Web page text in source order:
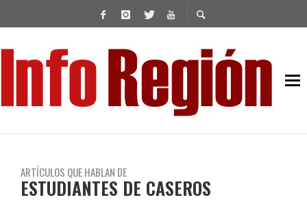
ARTÍCULOS QUE HABLAN DE
ESTUDIANTES DE CASEROS